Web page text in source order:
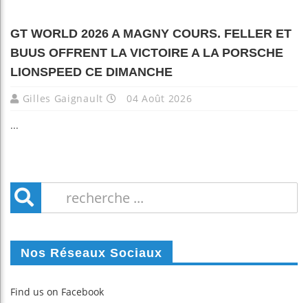
GT WORLD 2026 A MAGNY COURS. FELLER ET
BUUS OFFRENT LA VICTOIRE A LA PORSCHE
LIONSPEED CE DIMANCHE
Gilles Gaignault 04 Août 2026
...
Nos Réseaux Sociaux
Find us on Facebook